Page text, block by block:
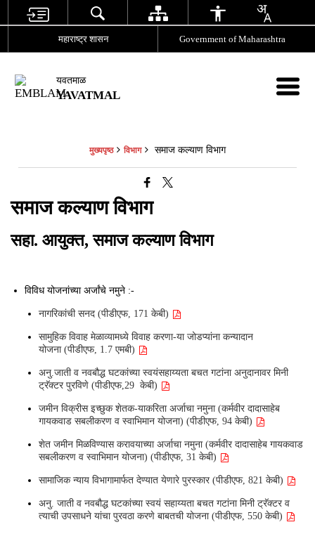
महाराष्ट्र शासन Government of Maharashtra
यवतमाळ
YAVATMAL
मुख्यपृष्ठ विभाग समाज कल्याण विभाग
समाज कल्याण विभाग
सहा. आयुक्त, समाज कल्याण विभाग
विविध योजनांच्या अर्जांचे नमुने :-
नागरिकांची सनद (पीडीएफ, 171 केबी)
सामुहिक विवाह मेळाव्यामध्ये विवाह करणा-या जोडप्यांना कन्यादान
योजना (पीडीएफ, 1.7 एमबी)
अनु.जाती व नवबौद्ध घटकांच्या स्वयंसहाय्यता बचत गटांना अनुदानावर मिनी
ट्रॅक्टर पुरविणे (पीडीएफ,29 केबी)
जमीन विक्रीस इच्छुक शेतक-याकरिता अर्जाचा नमुना (कर्मवीर दादासाहेब
गायकवाड सबलीकरण व स्वाभिमान योजना) (पीडीएफ, 94 केबी)
शेत जमीन मिळविण्यास करावयाच्या अर्जाचा नमुना (कर्मवीर दादासाहेब गायकवाड
सबलीकरण व स्वाभिमान योजना) (पीडीएफ, 31 केबी)
सामाजिक न्याय विभागामार्फत देण्यात येणारे पुरस्कार (पीडीएफ, 821 केबी)
अनु. जाती व नवबौद्ध घटकांच्या स्वयं सहाय्यता बचत गटांना मिनी ट्रॅक्टर व
त्याची उपसाधने यांचा पुरवठा करणे बाबतची योजना (पीडीएफ, 550 केबी)